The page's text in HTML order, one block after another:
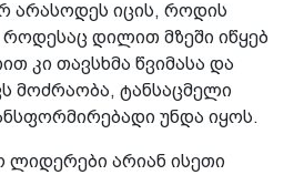
არასოდეს იცის, როდის
დილით მზეში იწყებ
კი თავსხმა წვიმასა და
მოძრაობა, ტანსაცმელი
უნდა იყოს.
ლიდერები არიან ისეთი